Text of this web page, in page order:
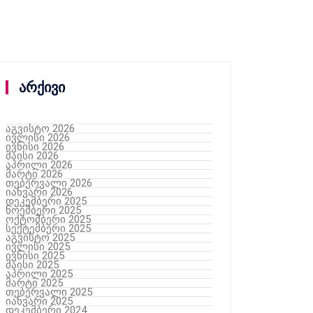
არქივი
აგვისტო 2026
ივლისი 2026
ივნისი 2026
მაისი 2026
აპრილი 2026
მარტი 2026
თებერვალი 2026
იანვარი 2026
დეკემბერი 2025
ნოემბერი 2025
ოქტომბერი 2025
სექტემბერი 2025
აგვისტო 2025
ივლისი 2025
ივნისი 2025
მაისი 2025
აპრილი 2025
მარტი 2025
თებერვალი 2025
იანვარი 2025
დეკემბერი 2024